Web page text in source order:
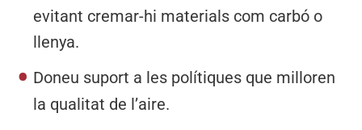
evitant cremar-hi materials com carbó o
llenya.
Doneu suport a les polítiques que milloren
la qualitat de l’aire.